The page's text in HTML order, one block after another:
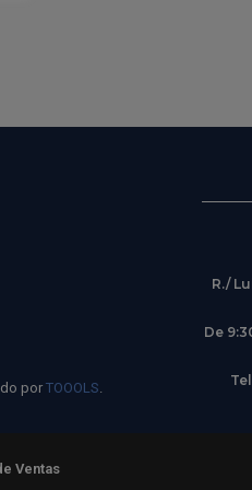
por TOOOLS
R./
De
Ventas